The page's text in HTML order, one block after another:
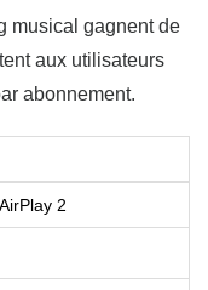
musical gagnent de
aux utilisateurs
abonnement.
2